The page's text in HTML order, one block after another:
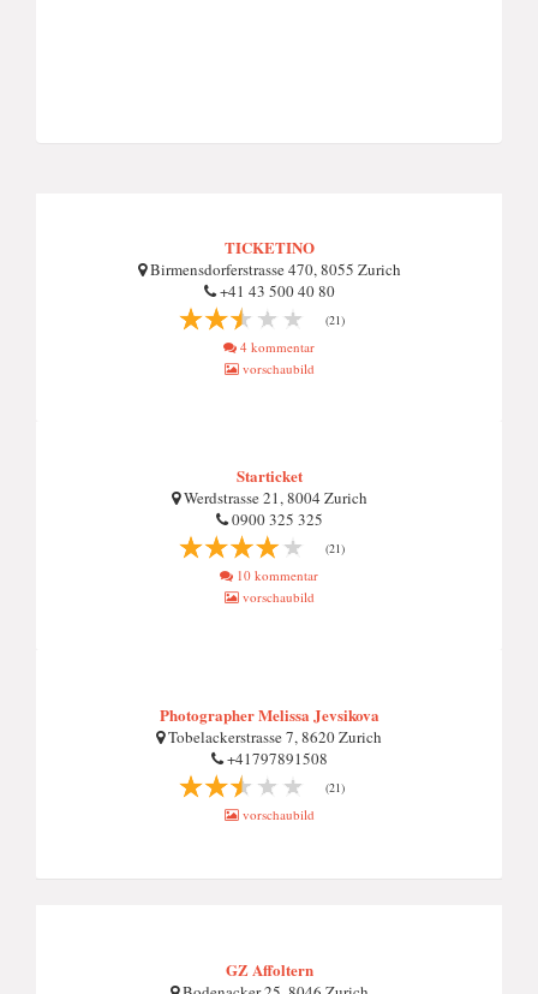
TICKETINO
Birmensdorferstrasse 470, 8055 Zurich
+41 43 500 40 80
(21)
4 kommentar
vorschaubild
Starticket
Werdstrasse 21, 8004 Zurich
0900 325 325
(21)
10 kommentar
vorschaubild
Photographer Melissa Jevsikova
Tobelackerstrasse 7, 8620 Zurich
+41797891508
(21)
vorschaubild
GZ Affoltern